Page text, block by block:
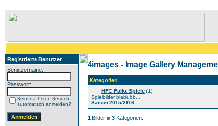
Registrierte Benutzer
Benutzername:
Passwort:
Beim nächsten Besuch
automatisch anmelden?
4images - Image Gallery
Kategorien
HFC Falke Spiele (1)
Spielbilder blablubb...
Saison 2015/2016
1 Bilder in 3 Kategorien.